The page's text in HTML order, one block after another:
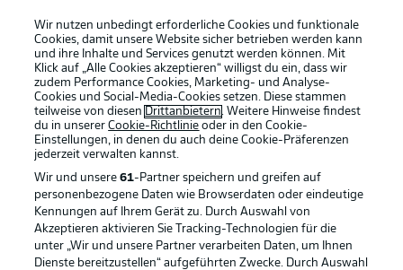
BUNDESLIGA APP
Wir nutzen unbedingt erforderliche Cookies und funktionale
Cookies, damit unsere Website sicher betrieben werden kann
und ihre Inhalte und Services genutzt werden können. Mit
Klick auf „Alle Cookies akzeptieren“ willigst du ein, dass wir
zudem Performance Cookies, Marketing- und Analyse-
Cookies und Social-Media-Cookies setzen. Diese stammen
teilweise von diesen Drittanbietern. Weitere Hinweise findest
du in unsererCookie-Richtlinie oder in den Cookie-
Einstellungen, in denen du auch deine Cookie-Präferenzen
jederzeit verwalten kannst.
Wir und unsere61-Partner speichern und greifen auf
personenbezogene Daten wie Browserdaten oder eindeutige
Kennungen auf Ihrem Gerät zu. Durch Auswahl von
Akzeptieren aktivieren Sie Tracking-Technologien für die
unter „Wir und unsere Partner verarbeiten Daten, um Ihnen
Dienste bereitzustellen“ aufgeführten Zwecke. Durch Auswahl